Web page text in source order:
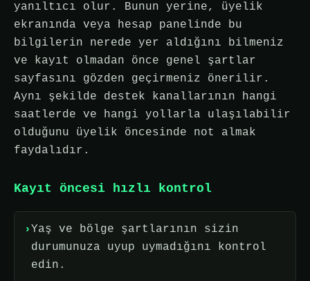
yanıltıcı olur. Bunun yerine, üyelik
ekranında veya hesap panelinde bu
bilgilerin nerede yer aldığını bilmeniz
ve kayıt olmadan önce genel şartlar
sayfasını gözden geçirmeniz önerilir.
Aynı şekilde destek kanallarının hangi
saatlerde ve hangi yollarla ulaşılabilir
olduğunu üyelik öncesinde not almak
faydalıdır.
Kayıt öncesi hızlı kontrol
Yaş ve bölge şartlarının sizin
durumunuza uyup uymadığını kontrol
edin.